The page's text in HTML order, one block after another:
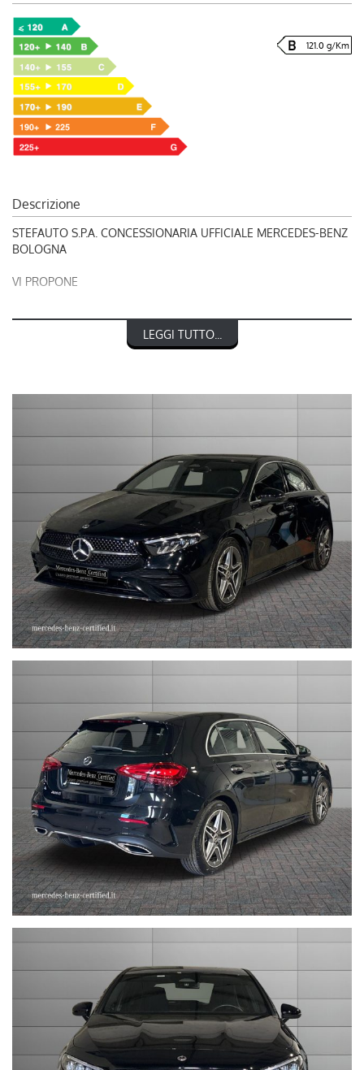
121.0 g/Km
Descrizione
STEFAUTO S.P.A. CONCESSIONARIA UFFICIALE MERCEDES-BENZ
BOLOGNA
VI PROPONE
MERCEDES-BENZ CLASSE A 180 Automatic AMG Line Advanced
nel prezzo è escluso il passaggio di proprietà
FINANZIAMENTO € 3.000)
LA INVITIAMO A SPECIFICARE:
- UN RECAPITO TELEFONICO
- IN CASO DI AUTO DA DARE IN PERMUTA (MODELLO, ANNO DI
IMMATRICOLAZIONE, KM)
STEFAUTO S.P.A.BOLOGNA
VIA BENTINI, 111
sales@stefauto.it - www.stefauto.it
--------------------------------------------------------------------------
Stefauto S.p.a. declina ogni responsabilità per eventuali non
conformità relative ad equipaggiamento, omologazioni anti
inquinamento, accessori, ecc. pubblicate nei diversi portali.
Dette informazioni che non rappresentano in alcun modo un
impegno contrattuale in quanto non ci è possibile intervenire su
eventuali errori di stampa.
LEGGI TUTTO...